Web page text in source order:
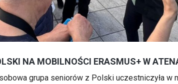
NA MOBILNOŚCI ERASMUS+ W
grupa seniorów z Polski uczestniczyła w